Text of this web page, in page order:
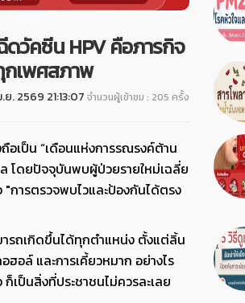
ดวัคซีน HPV คือภารกิจ
กเพศสภาพ
.ย. 2569 21:13:07 จำนวนผู้เข้าชม : 205 ครั้ง
อเป็น “เดือนแห่งการรณรงค์ต้าน
โดยปัจจุบันพบผู้ป่วยรายใหม่เฉลี่ย
การตรวจพบไวและป้องกันได้ตรง
รถเกิดขึ้นได้ทุกตำแหน่ง ตั้งแต่ลิ้น
อล์ และการเคี้ยวหมาก อย่างไร
ป็นสิ่งที่ประชาชนไม่ควรละเลย